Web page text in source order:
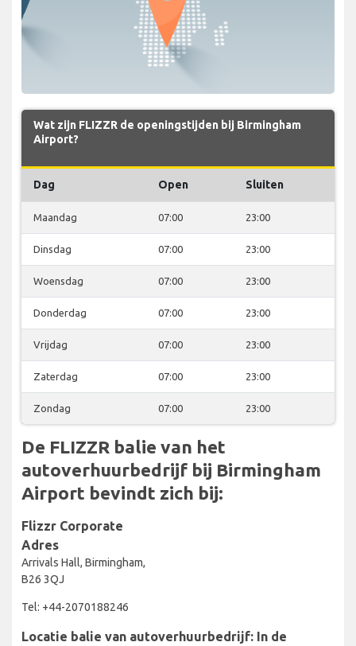
Wat zijn FLIZZR de openingstijden bij Birmingham
Airport?
Dag Open Sluiten
Maandag 07:00 23:00
Dinsdag 07:00 23:00
Woensdag 07:00 23:00
Donderdag 07:00 23:00
Vrijdag 07:00 23:00
Zaterdag 07:00 23:00
Zondag 07:00 23:00
De FLIZZR balie van het
autoverhuurbedrijf bij Birmingham
Airport bevindt zich bij:
Flizzr Corporate
Adres
Arrivals Hall, Birmingham,
B26 3QJ
Tel: +44-2070188246
Locatie balie van autoverhuurbedrijf: In de